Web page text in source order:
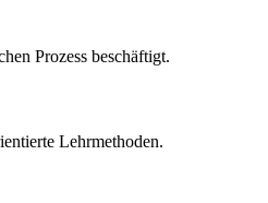
Prozess beschäftigt.
Lehrmethoden.